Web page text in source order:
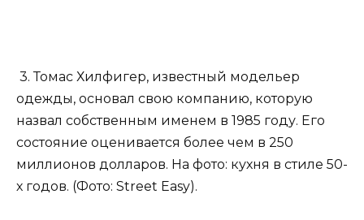
3. Томас Хилфигер, известный модельер
одежды, основал свою компанию, которую
назвал собственным именем в 1985 году. Его
состояние оценивается более чем в 250
миллионов долларов. На фото: кухня в стиле 50-
х годов. (Фото: Street Easy).